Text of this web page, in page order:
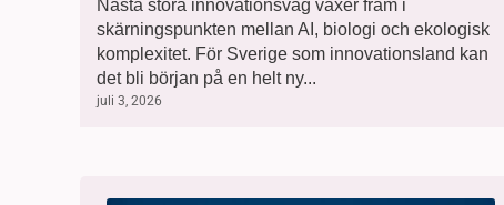
Nästa stora innovationsvåg växer fram i
skärningspunkten mellan AI, biologi och ekologisk
komplexitet. För Sverige som innovationsland kan
det bli början på en helt ny...
juli 3, 2026